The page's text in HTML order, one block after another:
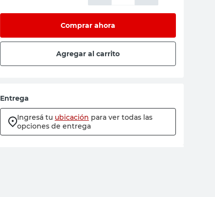
Comprar ahora
Agregar al carrito
Entrega
Ingresá tu ubicación para ver todas las
opciones de entrega